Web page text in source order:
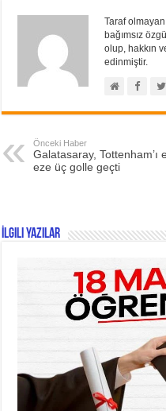
Taraf
bağımsız
olup, hakkın
edinmiştir.
Önceki Haber
Galatasaray, Tottenham’ı
eze üç golle geçti
İlgili Yazılar